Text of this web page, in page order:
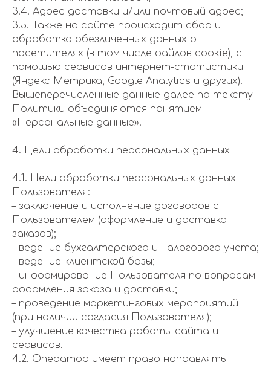
3.4. Адрес доставки и/или почтовый адрес;
3.5. Также на сайте происходит сбор и
обработка обезличенных данных о
посетителях (в том числе файлов cookie), с
помощью сервисов интернет-статистики
(Яндекс Метрика, Google Analytics и других).
Вышеперечисленные данные далее по тексту
Политики объединяются понятием
«Персональные данные».
4. Цели обработки персональных данных
4.1. Цели обработки персональных данных
Пользователя:
– заключение и исполнение договоров с
Пользователем (оформление и доставка
заказов);
– ведение бухгалтерского и налогового учета;
– ведение клиентской базы;
– информирование Пользователя по вопросам
оформления заказа и доставки;
– проведение маркетинговых мероприятий
(при наличии согласия Пользователя);
– улучшение качества работы сайта и
сервисов.
4.2. Оператор имеет право направлять